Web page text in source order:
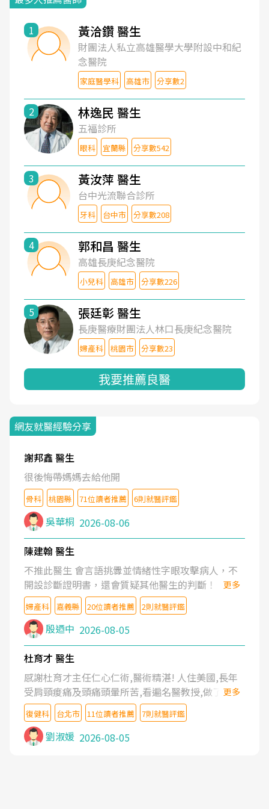
1 黃洽鑽 醫生
財團法人私立高雄醫學大學附設中和紀
念醫院
家庭醫學科 高雄市 分享數2
2 林逸民 醫生
五福診所
眼科 宜蘭縣 分享數542
3 黃汝萍 醫生
台中光流聯合診所
牙科 台中市 分享數208
4 郭和昌 醫生
高雄長庚紀念醫院
小兒科 高雄市 分享數226
5 張廷彰 醫生
長庚醫療財團法人林口長庚紀念醫院
婦產科 桃園市 分享數23
我要推薦良醫
網友就醫經驗分享
謝邦鑫 醫生
很後悔帶媽媽去給他開
骨科 桃園縣 71位讀者推薦 6則就醫評鑑
吳華桐 2026-08-06
陳建翰 醫生
不推此醫生 會言語挑釁並情緒性字眼攻擊病人，不
開設診斷證明書，還會質疑其他醫生的判斷！
更多
婦產科 嘉義縣 20位讀者推薦 2則就醫評鑑
殷迺中 2026-08-05
杜育才 醫生
感謝杜育才主任仁心仁術,醫術精湛! 人住美國,長年
受肩頸痠痛及頭痛頭暈所苦,看遍名醫教授,做了各種
檢查,也嘗試過西醫打針,中醫針灸及物理徒手治療都
沒有用,後來連吃到嗎啡類止痛藥都效果有限,只是壓
症狀,沒多久就痛起來,多年失眠嚴重影響生活品質.
台灣親友介紹忠孝醫院杜育才主任是頸頭症候群專
更多
復健科 台北市 11位讀者推薦 7則就醫評鑑
劉淑媛 2026-08-05